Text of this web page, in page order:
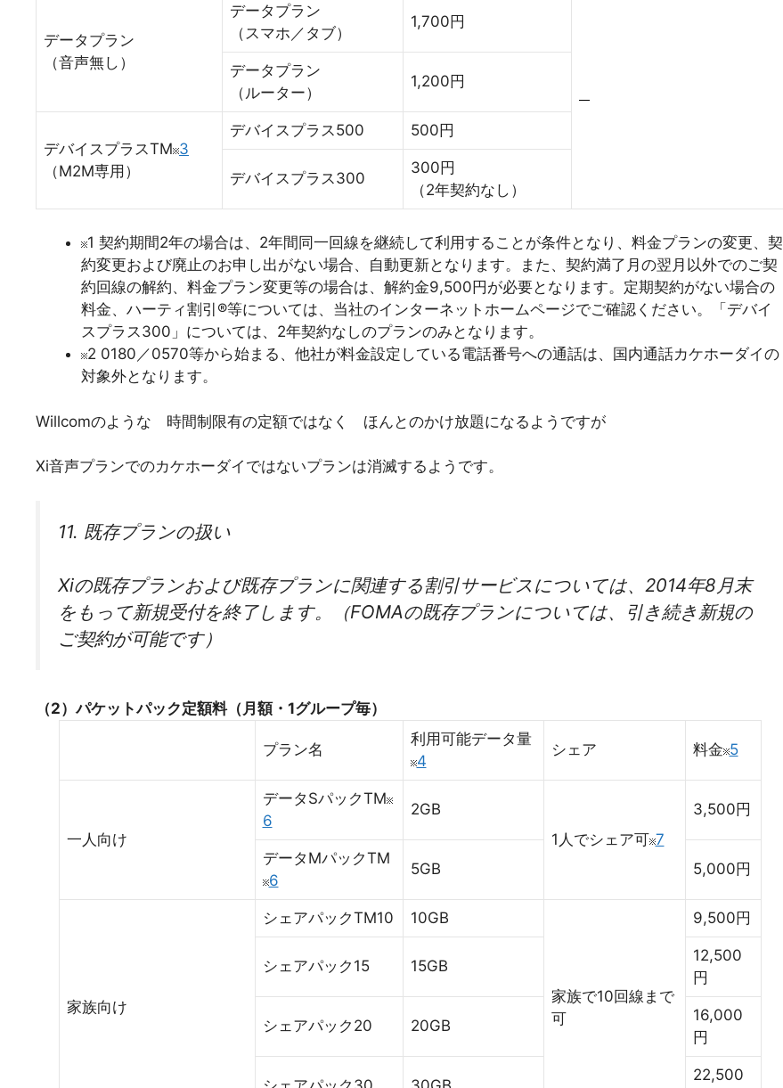
データプラン
（音声無し）
データプラン
（スマホ／タブ）
1,700円
データプラン
（ルーター）
1,200円
デバイスプラスTM 3
（M2M専用）
デバイスプラス500 500円
デバイスプラス300
300円
（2年契約なし）
1 契約期間2年の場合は、2年間同一回線を継続して利用することが条件となり、料金プランの変更、契
約変更および廃止のお申し出がない場合、自動更新となります。また、契約満了月の翌月以外でのご契
約回線の解約、料金プラン変更等の場合は、解約金9,500円が必要となります。定期契約がない場合の
料金、ハーティ割引®等については、当社のインターネットホームページでご確認ください。「デバイ
スプラス300」については、2年契約なしのプランのみとなります。
2 0180／0570等から始まる、他社が料金設定している電話番号への通話は、国内通話カケホーダイの
対象外となります。
Willcomのような 時間制限有の定額ではなく ほんとのかけ放題になるようですが
Xi音声プランでのカケホーダイではないプランは消滅するようです。
11. 既存プランの扱い
Xiの既存プランおよび既存プランに関連する割引サービスについては、2014年8月末
をもって新規受付を終了します。（FOMAの既存プランについては、引き続き新規の
ご契約が可能です）
（2）パケットパック定額料（月額・1グループ毎）
プラン名
利用可能データ量
4
シェア 料金 5
一人向け
データSパックTM
6
2GB
1人でシェア可 7
3,500円
データMパックTM
6
5GB 5,000円
家族向け
シェアパックTM10 10GB
家族で10回線まで
可
9,500円
シェアパック15 15GB
12,500
円
シェアパック20 20GB
16,000
円
22,500